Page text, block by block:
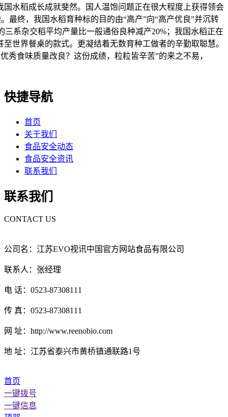
水稻成长成就斐然。国人温饱问题正在很大程度上获得领会
最终，我国水稻育种标的目的由“高产”向“高产优良”并沉转
系杂交稻平均产量比一般通俗良种减产20%；我国水稻正在
世界餐桌的款式。更凝结着无数育种工做者的辛勤取聪慧。
秀食味质量改良？这份成绩，粒粒皆辛苦”的来之不易，
快捷导航
首页
关于我们
食品安全动态
食品安全资讯
联系我们
联系我们
CONTACT US
公司名：江苏EVO视讯中国官方网站食品有限公司
联系人：张经理
电 话：0523-87308111
传 真：0523-87308111
网 址：http://www.reenobio.com
地 址：江苏省泰兴市黄桥镇通联路1号
首页
一键拨号
一键信息